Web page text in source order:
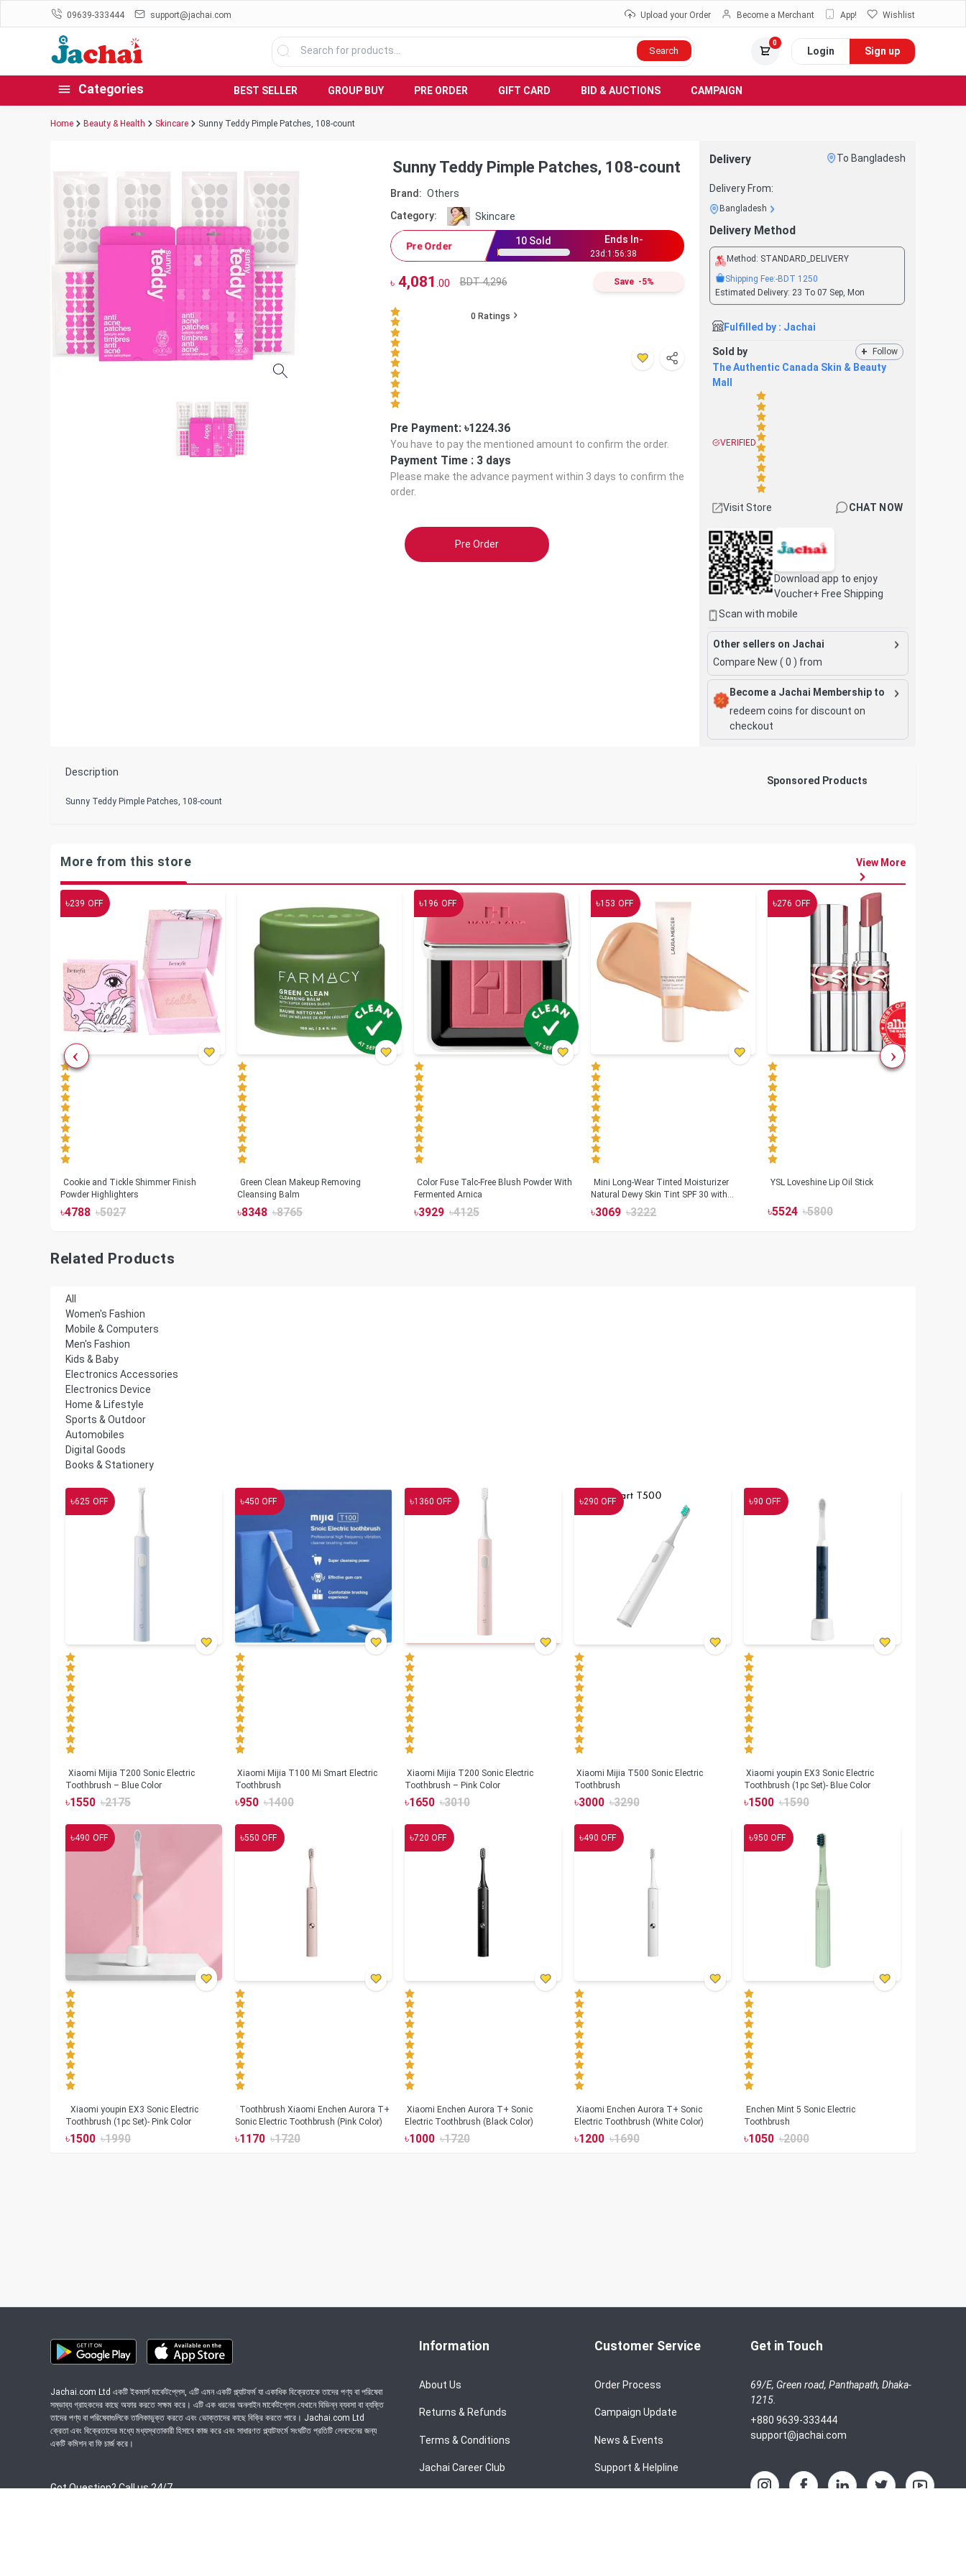
09639-333444 support@jachai.com Upload your Order Become a Merchant App! Wishlist
Search
0
Login Sign up
Categories BEST SELLER GROUP BUY PRE ORDER GIFT CARD BID & AUCTIONS CAMPAIGN
Home Beauty & Health Skincare Sunny Teddy Pimple Patches, 108-count
Sunny Teddy Pimple Patches, 108-count
Brand: Others
Category:
Skincare
Pre Order 10 Sold Ends In-
23d:1 :56:37
৳4,081 .00 BDT 4,296 Save -5%
0 Ratings
Pre Payment: ৳1224.36
You have to pay the mentioned amount to confirm the order.
Payment Time : 3 days
Please make the advance payment within 3 days to confirm the
order.
Pre Order
Delivery To Bangladesh
Delivery From:
Bangladesh
Delivery Method
Method: STANDARD_DELIVERY
Shipping Fee:-BDT 1250
Estimated Delivery: 23 To 07 Sep, Mon
Fulfilled by : Jachai
Sold by + Follow
The Authentic Canada Skin & Beauty
Mall
VERIFIED
Visit Store CHAT NOW
Download app to enjoy
Voucher+ Free Shipping
Scan with mobile
Other sellers on Jachai
Compare New ( 0 ) from
Become a Jachai Membership to
redeem coins for discount on
checkout
Description
Sunny Teddy Pimple Patches, 108-count
Sponsored Products
More from this store View More
৳239 OFF
Cookie and Tickle Shimmer Finish
Powder Highlighters
৳4788 ৳5027
Green Clean Makeup Removing
Cleansing Balm
৳8348 ৳8765
৳196 OFF
Color Fuse Talc-Free Blush Powder With
Fermented Arnica
৳3929 ৳4125
৳153 OFF
Mini Long-Wear Tinted Moisturizer
Natural Dewy Skin Tint SPF 30 with
Hyaluronic Acid
৳3069 ৳3222
৳276 OFF
YSL Loveshine Lip Oil Stick
৳5524 ৳5800
Related Products
All
Women's Fashion
Mobile & Computers
Men's Fashion
Kids & Baby
Electronics Accessories
Electronics Device
Home & Lifestyle
Sports & Outdoor
Automobiles
Digital Goods
Books & Stationery
৳625 OFF
Xiaomi Mijia T200 Sonic Electric
Toothbrush – Blue Color
৳1550 ৳2175
৳450 OFF
Xiaomi Mijia T100 Mi Smart Electric
Toothbrush
৳950 ৳1400
৳1360 OFF
Xiaomi Mijia T200 Sonic Electric
Toothbrush – Pink Color
৳1650 ৳3010
৳290 OFF
Xiaomi Mijia T500 Sonic Electric
Toothbrush
৳3000 ৳3290
৳90 OFF
Xiaomi youpin EX3 Sonic Electric
Toothbrush (1pc Set)- Blue Color
৳1500 ৳1590
৳490 OFF
Toothbrush (1pc Set)- Pink Color
৳1500 ৳1990
৳550 OFF
Toothbrush Xiaomi Enchen Aurora T+
Sonic Electric Toothbrush (Pink Color)
৳1170 ৳1720
৳720 OFF
Xiaomi Enchen Aurora T+ Sonic
Electric Toothbrush (Black Color)
৳1000 ৳1720
৳490 OFF
Xiaomi Enchen Aurora T+ Sonic
Electric Toothbrush (White Color)
৳1200 ৳1690
৳950 OFF
Enchen Mint 5 Sonic Electric
Toothbrush
৳1050 ৳2000
Jachai.com Ltd একটি ইকমার্স মার্কেটপ্লেস, এটি এমন একটি প্ল্যাটফর্ম যা একাধিক বিক্রেতাকে তাদের পণ্য বা পরিষেবা
সম্ভাব্য গ্রাহকদের কাছে অফার করতে সক্ষম করে। এটি এক ধরনের অনলাইন মার্কেটপ্লেস যেখানে বিভিন্ন ব্যবসা বা ব্যক্তি
তাদের পণ্য বা পরিষেবাগুলিকে তালিকাভুক্ত করতে এবং ভোক্তাদের কাছে বিক্রি করতে পারে। Jachai.com Ltd
ক্রেতা এবং বিক্রেতাদের মধ্যে মধ্যস্থতাকারী হিসাবে কাজ করে এবং সাধারণত প্ল্যাটফর্মে সংঘটিত প্রতিটি লেনদেনের জন্য
একটি কমিশন বা ফি চার্জ করে।
Got Question? Call us 24/7
Information
About Us
Returns & Refunds
Terms & Conditions
Jachai Career Club
Customer Service
Order Process
Campaign Update
News & Events
Support & Helpline
Get in Touch
69/E, Green road, Panthapath, Dhaka-
1215.
+880 9639-333444
support@jachai.com